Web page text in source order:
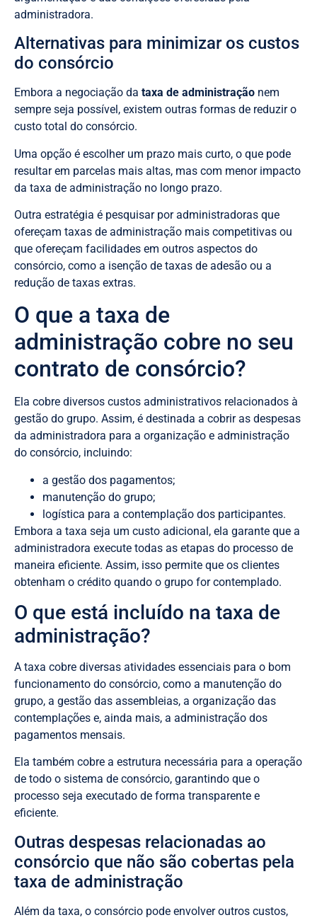
administradora.
Alternativas para minimizar os custos
do consórcio
Embora a negociação da taxa de administração nem
sempre seja possível, existem outras formas de reduzir o
custo total do consórcio.
Uma opção é escolher um prazo mais curto, o que pode
resultar em parcelas mais altas, mas com menor impacto
da taxa de administração no longo prazo.
Outra estratégia é pesquisar por administradoras que
ofereçam taxas de administração mais competitivas ou
que ofereçam facilidades em outros aspectos do
consórcio, como a isenção de taxas de adesão ou a
redução de taxas extras.
O que a taxa de
administração cobre no seu
contrato de consórcio?
Ela cobre diversos custos administrativos relacionados à
gestão do grupo. Assim, é destinada a cobrir as despesas
da administradora para a organização e administração
do consórcio, incluindo:
a gestão dos pagamentos;
manutenção do grupo;
logística para a contemplação dos participantes.
Embora a taxa seja um custo adicional, ela garante que a
administradora execute todas as etapas do processo de
maneira eficiente. Assim, isso permite que os clientes
obtenham o crédito quando o grupo for contemplado.
O que está incluído na taxa de
administração?
A taxa cobre diversas atividades essenciais para o bom
funcionamento do consórcio, como a manutenção do
grupo, a gestão das assembleias, a organização das
contemplações e, ainda mais, a administração dos
pagamentos mensais.
Ela também cobre a estrutura necessária para a operação
de todo o sistema de consórcio, garantindo que o
processo seja executado de forma transparente e
eficiente.
Outras despesas relacionadas ao
consórcio que não são cobertas pela
taxa de administração
Além da taxa, o consórcio pode envolver outros custos,